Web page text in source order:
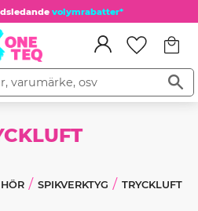
volymrabatter*
SPIKVERKTYG TRYCKLUFT